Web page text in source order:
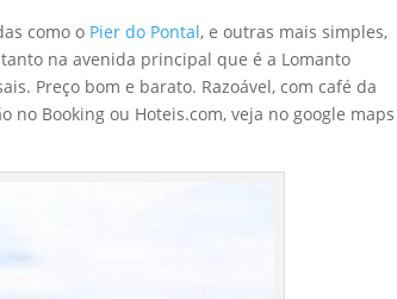
como o Pier do Pontal, e outras mais simples,
na avenida principal que é a Lomanto
Preço bom e barato. Razoável, com café da
Booking ou Hoteis.com, veja no google maps